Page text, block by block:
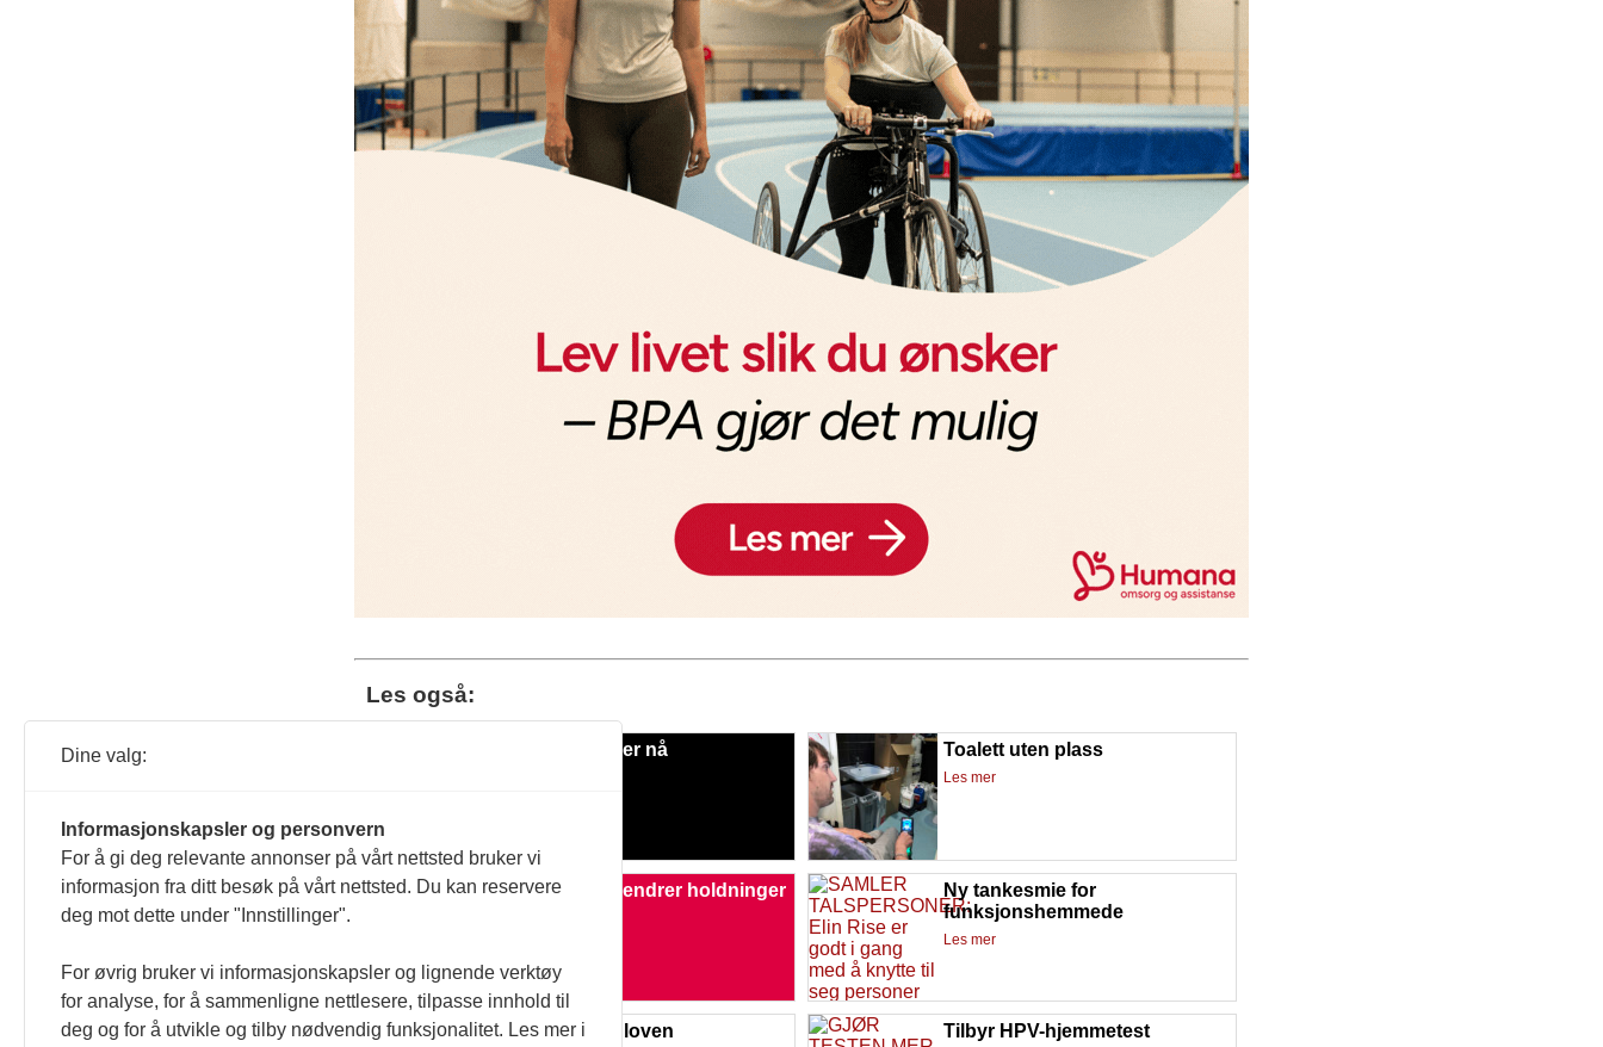
Les også:
– Det begynner nå Toalett uten plass
Les mer
Håper CRPD endrer holdninger
Ny tankesmie for
funksjonshemmede
Les mer
Skoler bryter loven Tilbyr HPV-hjemmetest
Dine valg:
Informasjonskapsler og personvern
For å gi deg relevante annonser på vårt nettsted bruker vi
informasjon fra ditt besøk på vårt nettsted. Du kan reservere
deg mot dette under "Innstillinger".
For øvrig bruker vi informasjonskapsler og lignende verktøy
for analyse, for å sammenligne nettlesere, tilpasse innhold til
deg og for å utvikle og tilby nødvendig funksjonalitet. Les mer i